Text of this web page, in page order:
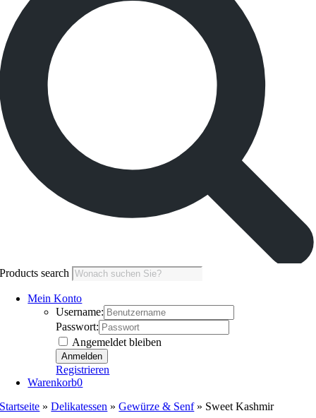
Products search
Mein Konto
Username:
Passwort:
Angemeldet bleiben
Registrieren
Warenkorb0
Startseite »Delikatessen »Gewürze & Senf» Sweet Kashmir